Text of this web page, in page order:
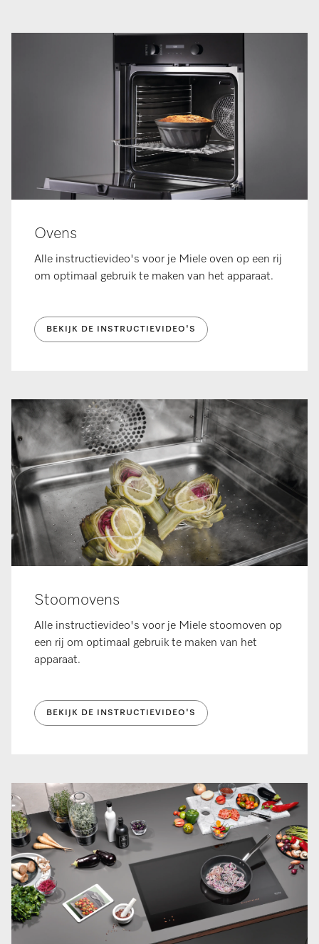
Ovens
Alle instructievideo's voor je Miele oven op een rij
om optimaal gebruik te maken van het apparaat.
BEKIJK DE INSTRUCTIEVIDEO'S
Stoomovens
Alle instructievideo's voor je Miele stoomoven op
een rij om optimaal gebruik te maken van het
apparaat.
BEKIJK DE INSTRUCTIEVIDEO'S